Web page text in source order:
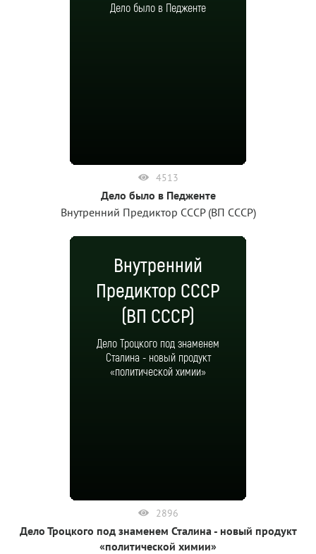
Дело было в Педженте
4513
Дело было в Педженте
Внутренний Предиктор СССР (ВП СССР)
Внутренний
Предиктор СССР
(ВП СССР)
Дело Троцкого под знаменем
Сталина - новый продукт
«политической химии»
2896
Дело Троцкого под знаменем Сталина - новый продукт
«политической химии»